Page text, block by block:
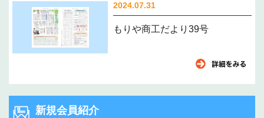
2024.07.31
もりや商工だより39号
新規会員紹介